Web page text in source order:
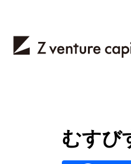
むすび